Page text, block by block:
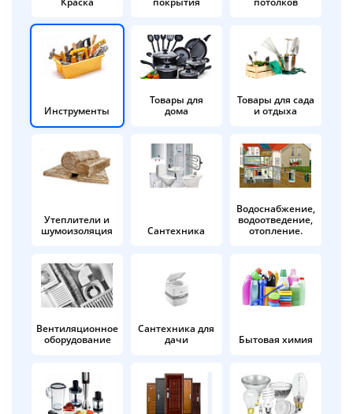
Инструменты
Товары для
дома
Товары для сада
и отдыха
Утеплители и
шумоизоляция
Сантехника
Водоснабжение,
водоотведение,
отопление.
Вентиляционное
оборудование
Сантехника для
дачи
Бытовая химия
Добавляйте товары
в корзину
Оплачивайте сегодня только
25% картой любого банка
Получайте товар
выбранный способом
Оставшиеся
% будут
по25%каждые 2 недели
Подробнее
об оплате Плайтом